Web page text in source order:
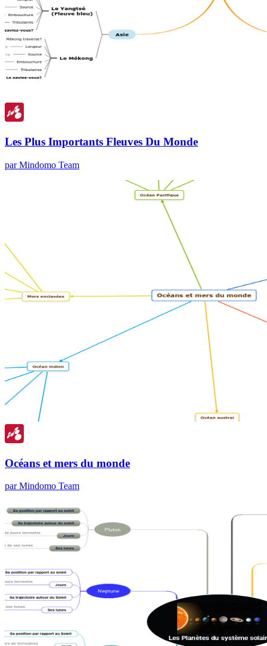
Les Plus Importants Fleuves Du Monde
par Mindomo Team
Océans et mers du monde
par Mindomo Team